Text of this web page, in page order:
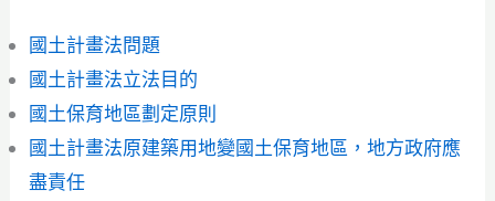
國土計畫法問題
國土計畫法立法目的
國土保育地區劃定原則
國土計畫法原建築用地變國土保育地區，地方政府應
盡責任